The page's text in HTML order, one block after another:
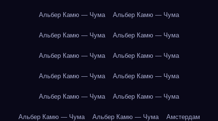
Альбер Камю — Чума Альбер Камю — Чума
Альбер Камю — Чума Альбер Камю — Чума
Альбер Камю — Чума Альбер Камю — Чума
Альбер Камю — Чума Альбер Камю — Чума
Альбер Камю — Чума Альбер Камю — Чума
Альбер Камю — Чума Альбер Камю — Чума Амстердам